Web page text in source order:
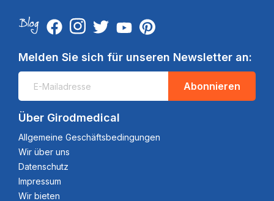
Melden Sie sich für unseren Newsletter an:
Abonnieren
Über Girodmedical
Allgemeine Geschäftsbedingungen
Wir über uns
Datenschutz
Impressum
Wir bieten